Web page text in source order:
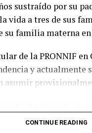
sustraído por su
vida a tres de sus
su familia materna
de la PRONNIF
y actualmente
asumir
niño o
CONTINUE READING